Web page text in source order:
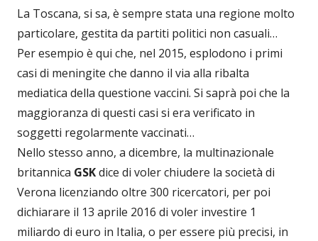
La Toscana, si sa, è sempre stata una regione molto
particolare, gestita da partiti politici non casuali…
Per esempio è qui che, nel 2015, esplodono i primi
casi di meningite che danno il via alla ribalta
mediatica della questione vaccini. Si saprà poi che la
maggioranza di questi casi si era verificato in
soggetti regolarmente vaccinati…
Nello stesso anno, a dicembre, la multinazionale
britannica GSKdice di voler chiudere la società di
Verona licenziando oltre 300 ricercatori, per poi
dichiarare il 13 aprile 2016 di voler investire 1
miliardo di euro in Italia, o per essere più precisi, in